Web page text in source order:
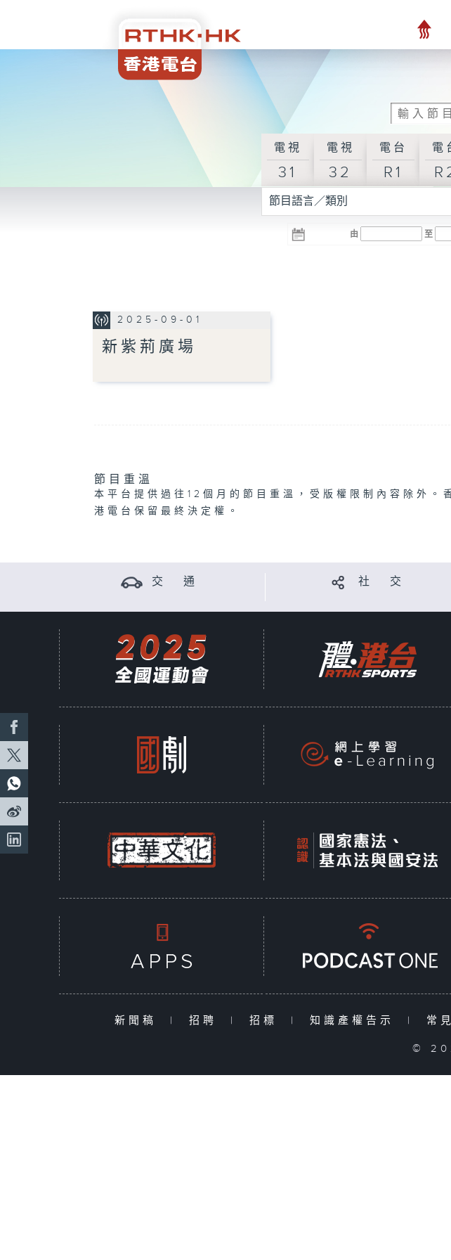
電視
31
電視
32
電台
R1
電
節目語言／類別
由 至
2025-09-01
新紫荊廣場
節目重溫
本平台提供過往12個月的節目重溫，受版權限制內容除外。
港電台保留最終決定權。
交 通 社 交
新聞稿 | 招聘 | 招標 | 知識產權告示 | 常
©